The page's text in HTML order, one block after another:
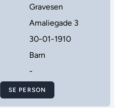
Gravesen
Amaliegade 3
30-01-1910
Barn
-
SE PERSON